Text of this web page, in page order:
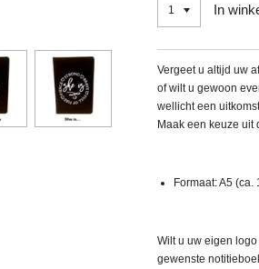
In
Vergeet u altijd uw
of wilt u gewoon
wellicht een
Maak een keuze uit
Formaat: A5 (ca.
Wilt u uw eigen
gewenste